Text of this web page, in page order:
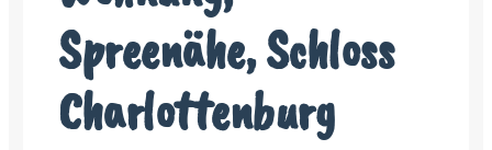
Spreenähe, Schloss
Charlottenburg